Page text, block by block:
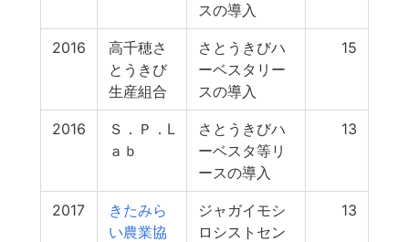
スの導入
2016
高千穂さ
とうきび
生産組合
さとうきびハ
ーベスタリー
スの導入
15
2016
Ｓ．Ｐ．L
ａｂ
さとうきびハ
ーベスタ等リ
ースの導入
13
2017
きたみら
い農業協
ジャガイモシ
ロシストセン
13